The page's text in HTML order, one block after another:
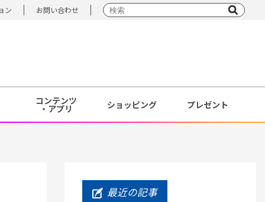
ン お問い合わせ
コンテンツ
・アプリ ショッピング プレゼント
最近の記事